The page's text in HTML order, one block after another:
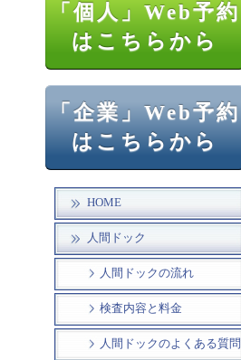
「個人」Web予約
はこちらから
「企業」Web予約
はこちらから
HOME
人間ドック
人間ドックの流れ
検査内容と料金
人間ドックのよくある質問